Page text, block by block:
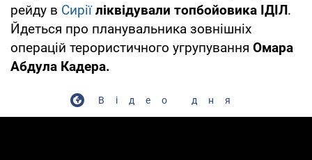
рейду в Сиріїліквідували топбойовика ІДІЛ.
Йдеться про планувальника зовнішніх
операцій терористичного угрупування Омара
Абдула Кадера.
Відео дня